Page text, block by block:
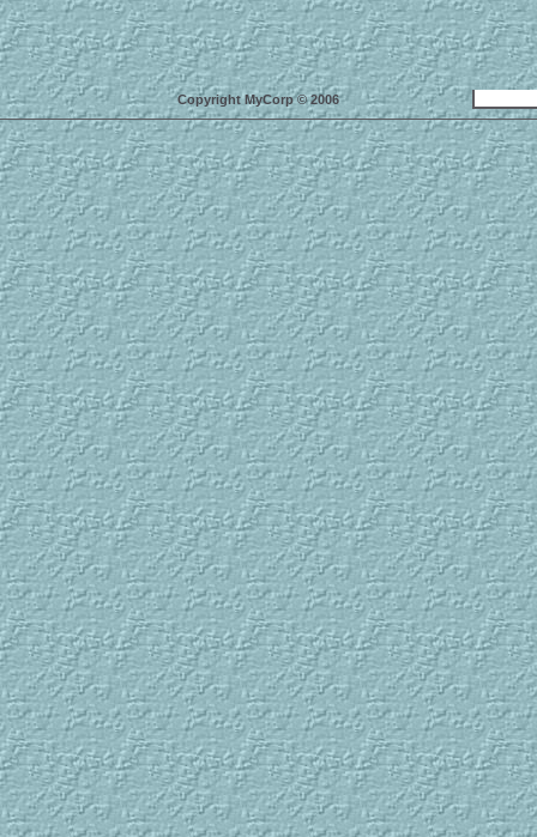
Copyright MyCorp © 2006